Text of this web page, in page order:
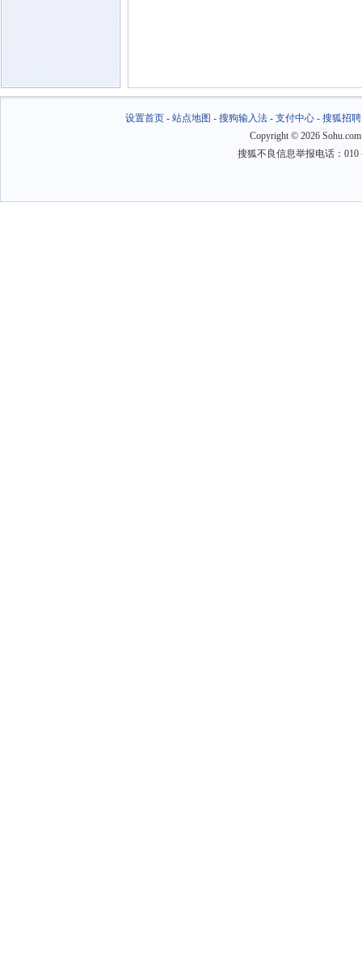
设置首页- 站点地图 - 搜狗输入法- 支付中心- 搜狐招聘
Copyright © 2026
搜狐不良信息举报电话：010